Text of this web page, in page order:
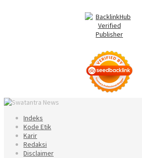
Indeks
Kode Etik
Karir
Redaksi
Disclaimer